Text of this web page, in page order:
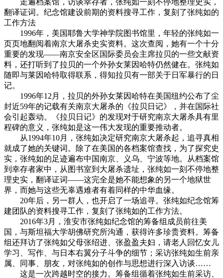
走遍档案馆，访谈幸存者，张纯如一刻不停地整理史实，
翻译证词。纪念馆建设前期的资料搜寻工作，复刻了张纯如的
工作方法
1996年，美国耶鲁大学神学院图书馆里，年轻的张纯如一
页页地翻阅着南京大屠杀史实资料。这次查阅，她有一个十分
重要的发现——南京安全区国际委员会主席拉贝的一些文献资
料，还打听到了拉贝的一个外孙女莱因哈特仍然健在。张纯如
随即与莱因哈特取得联系，得知拉贝有一部关于日军暴行的日
记。
1996年12月，拉贝的外孙女莱因哈特在美国纽约公布了尘
封近59年的记载有关南京大屠杀的《拉贝日记》，并在国际社
会引起轰动。《拉贝日记》的发现对于研究南京大屠杀具有里
程碑的意义，张纯如是这一伟大发现的重要推动者。
从1994年10月，张纯如决定研究南京大屠杀起，追寻真相
就成了她的关键词。除了在美国的各档案馆查找，为了探究史
实，张纯如的足迹遍布中国南京、义乌、宁波等地。从档案馆
到幸存者家中，从图书室到大屠杀遗址，张纯如一刻不停地整
理史实，翻译证词——这完全是她不能想象的另一个地狱世
界，而她与这些无辜遇难者有着同样的中华血缘。
20年后，另一群人，也开启了一场追寻。张纯如纪念馆筹
建团队的资料搜寻工作，复刻了张纯如的工作方法。
2016年3月，淮安市张纯如纪念馆的筹备组成员前往美
国，与斯坦福大学胡佛研究所沟通，获得许多珍贵资料。筹备
组还拜访了张纯如父母张绍进、张盈盈夫妇，请老人回忆女儿
学习、写作、与日本右翼分子斗争的细节；采访张纯如生前亲
属、同事、朋友，对张纯如的创作与思想进行深入访谈……
这是一次跨越时空的接力。筹备组循着张纯如生前采访、